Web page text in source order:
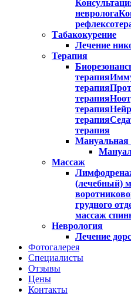
невролога
Табакокурение
Лечение
Терапия
терапия
терапия
терапия
терапия
терапия
терапия
Мануальная
Массаж
(лечебный)
грудного
массаж
Неврология
Лечение
Фотогалерея
Специалисты
Отзывы
Цены
Контакты